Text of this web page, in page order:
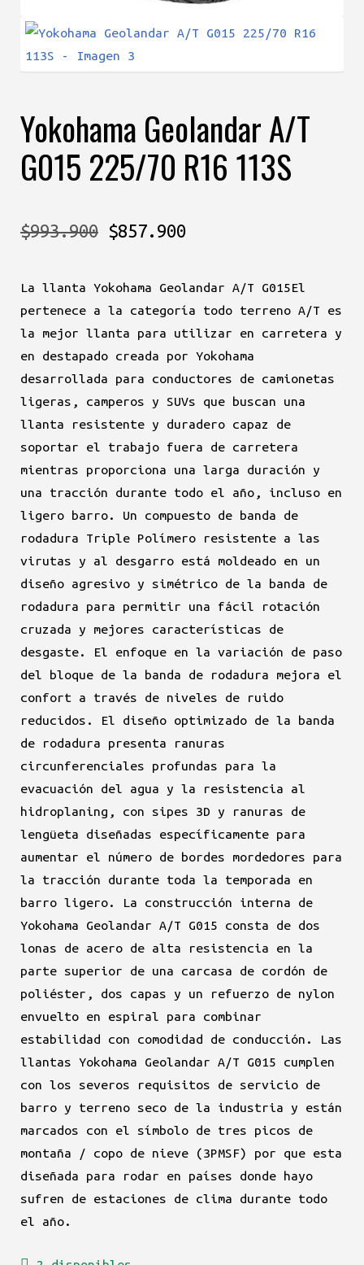
Yokohama Geolandar A/T
G015 225/70 R16 113S
$993.900 El
original
era:
$993.900.
$857.900El
actual
es:
$857.900.
La llanta Yokohama Geolandar A/T G015El
pertenece a la categoría todo terreno A/T es
la mejor llanta para utilizar en carretera y
en destapado creada por Yokohama
desarrollada para conductores de camionetas
ligeras, camperos y SUVs que buscan una
llanta resistente y duradero capaz de
soportar el trabajo fuera de carretera
mientras proporciona una larga duración y
una tracción durante todo el año, incluso en
ligero barro. Un compuesto de banda de
rodadura Triple Polímero resistente a las
virutas y al desgarro está moldeado en un
diseño agresivo y simétrico de la banda de
rodadura para permitir una fácil rotación
cruzada y mejores características de
desgaste. El enfoque en la variación de paso
del bloque de la banda de rodadura mejora el
confort a través de niveles de ruido
reducidos. El diseño optimizado de la banda
de rodadura presenta ranuras
circunferenciales profundas para la
evacuación del agua y la resistencia al
hidroplaning, con sipes 3D y ranuras de
lengüeta diseñadas específicamente para
aumentar el número de bordes mordedores para
la tracción durante toda la temporada en
barro ligero. La construcción interna de
Yokohama Geolandar A/T G015 consta de dos
lonas de acero de alta resistencia en la
parte superior de una carcasa de cordón de
poliéster, dos capas y un refuerzo de nylon
envuelto en espiral para combinar
estabilidad con comodidad de conducción. Las
llantas Yokohama Geolandar A/T G015 cumplen
con los severos requisitos de servicio de
barro y terreno seco de la industria y están
marcados con el símbolo de tres picos de
montaña / copo de nieve (3PMSF) por que esta
diseñada para rodar en países donde hayo
sufren de estaciones de clima durante todo
el año.